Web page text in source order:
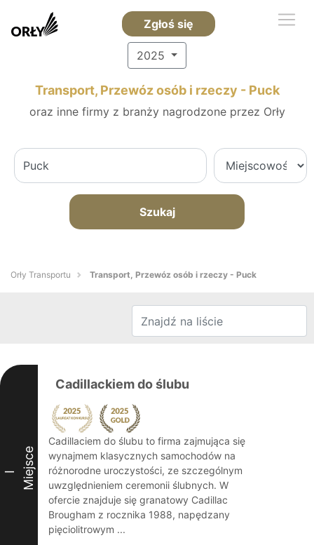
Zgłoś się
2025
Transport, Przewóz osób i rzeczy - Puck
oraz inne firmy z branży nagrodzone przez Orły
Szukaj
Orły Transportu Transport, Przewóz osób i rzeczy - Puck
I Miejsce
Cadillackiem do ślubu
Cadillaciem do ślubu to firma zajmująca się
wynajmem klasycznych samochodów na
różnorodne uroczystości, ze szczególnym
uwzględnieniem ceremonii ślubnych. W
ofercie znajduje się granatowy Cadillac
Brougham z rocznika 1988, napędzany
pięciolitrowym ...